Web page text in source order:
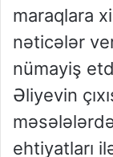
maraqlara
nəticələr
nümayiş
Əliyevin
ehtiyatları